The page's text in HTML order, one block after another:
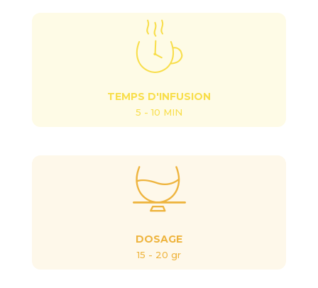
TEMPS D'INFUSION
5 - 10 MIN
DOSAGE
15 - 20 gr